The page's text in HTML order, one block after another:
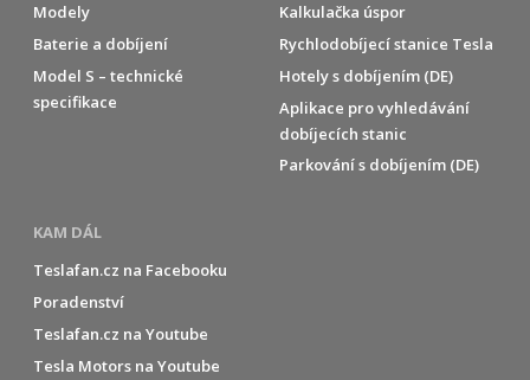
Modely
Baterie a dobíjení
Model S – technické
specifikace
Kalkulačka úspor
Rychlodobíjecí stanice Tesla
Hotely s dobíjením (DE)
Aplikace pro vyhledávání
dobíjecích stanic
Parkování s dobíjením (DE)
KAM DÁL
Teslafan.cz na Facebooku
Poradenství
Teslafan.cz na Youtube
Tesla Motors na Youtube